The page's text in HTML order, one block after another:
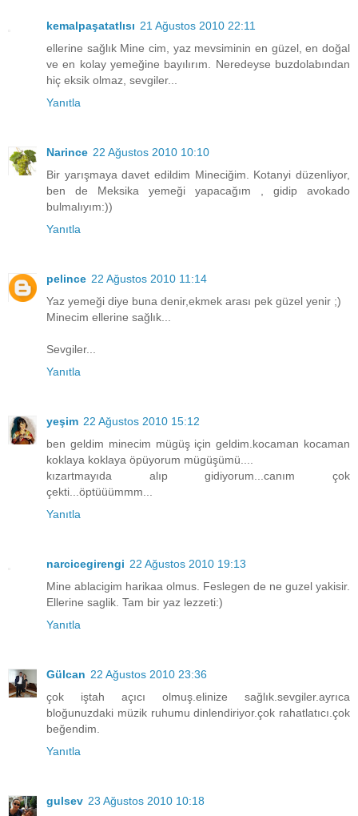
kemalpaşatatlısı 21 Ağustos 2010 22:11
ellerine sağlık Mine cim, yaz mevsiminin en güzel, en doğal
ve en kolay yemeğine bayılırım. Neredeyse buzdolabından
hiç eksik olmaz, sevgiler...
Yanıtla
Narince 22 Ağustos 2010 10:10
Bir yarışmaya davet edildim Mineciğim. Kotanyi düzenliyor,
ben de Meksika yemeği yapacağım , gidip avokado
bulmalıyım:))
Yanıtla
pelince 22 Ağustos 2010 11:14
Yaz yemeği diye buna denir,ekmek arası pek güzel yenir ;)
Minecim ellerine sağlık...
Sevgiler...
Yanıtla
yeşim 22 Ağustos 2010 15:12
ben geldim minecim mügüş için geldim.kocaman kocaman
koklaya koklaya öpüyorum mügüşümü....
kızartmayıda alıp gidiyorum...canım çok
çekti...öptüüümmm...
Yanıtla
narcicegirengi 22 Ağustos 2010 19:13
Mine ablacigim harikaa olmus. Feslegen de ne guzel yakisir.
Ellerine saglik. Tam bir yaz lezzeti:)
Yanıtla
Gülcan 22 Ağustos 2010 23:36
çok iştah açıcı olmuş.elinize sağlık.sevgiler.ayrıca
bloğunuzdaki müzik ruhumu dinlendiriyor.çok rahatlatıcı.çok
beğendim.
Yanıtla
gulsev 23 Ağustos 2010 10:18